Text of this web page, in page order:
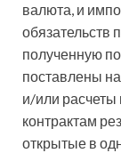
валюта, и
обязательств
полученную
поставлены
и/или расчеты
контрактам
открытые в